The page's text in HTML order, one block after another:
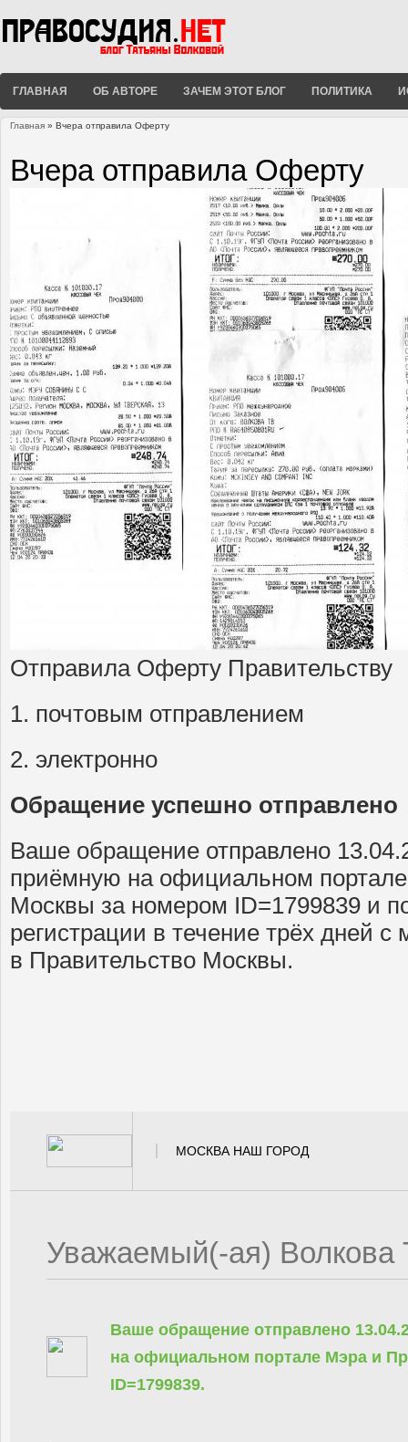
ГЛАВНАЯ ОБ АВТОРЕ ЗАЧЕМ ЭТОТ БЛОГ ПОЛИТИКА
Главная » Вчера отправила Оферту
Вчера отправила Оферту
Отправила Оферту Правительству
1. почтовым отправлением
2. электронно
Обращение успешно отправлено
Ваше обращение отправлено
приёмную на официальном
Москвы за номером ID=1799839 и
регистрации в течение трёх дней с
в Правительство Москвы.
МОСКВА НАШ ГОРОД
Уважаемый(-ая) Волкова
Ваше обращение отправлено
на официальном портале Мэра и
ID=1799839.